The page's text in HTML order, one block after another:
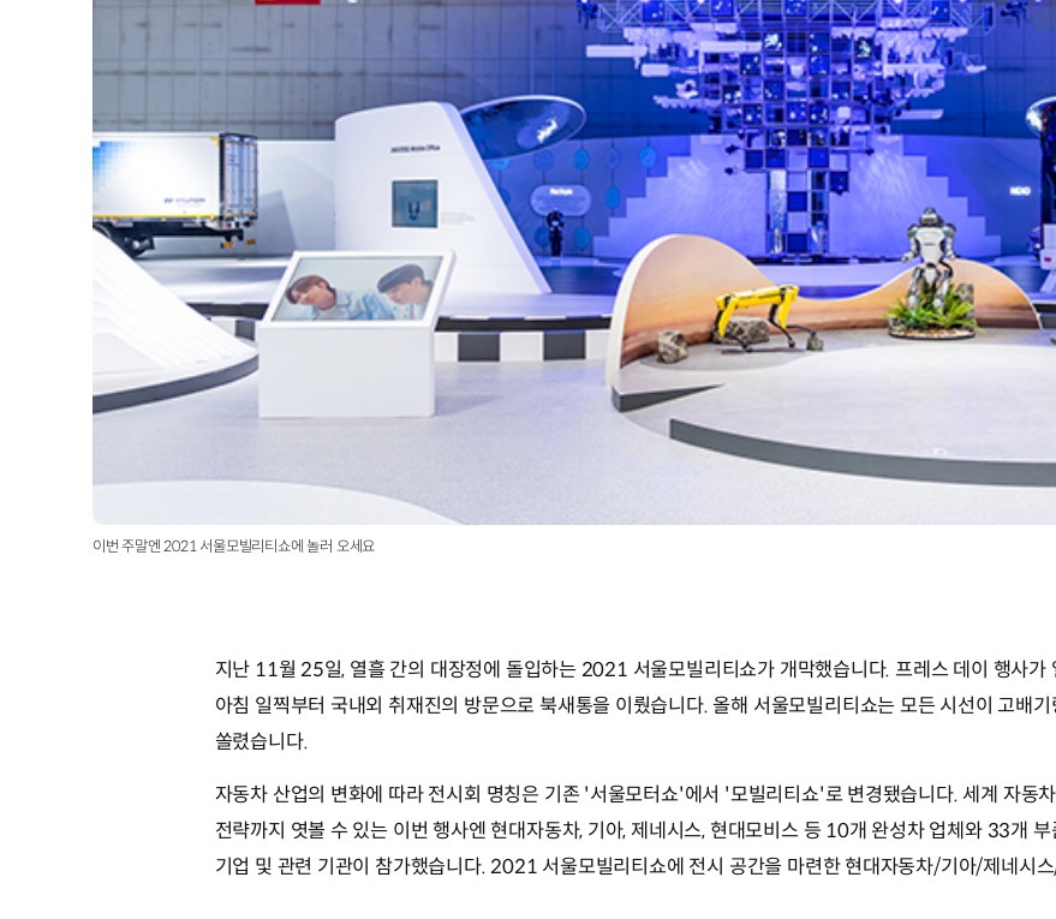
이번 주말엔 2021 서울모빌리티쇼에 놀러 오세요
지난 11월 25일, 열흘 간의 대장정에 돌입하는 2021 서울모빌리티쇼가 개막했습니다. 프레스 데이 행사가
아침 일찍부터 국내외 취재진의 방문으로 북새통을 이뤘습니다. 올해 서울모빌리티쇼는 모든 시선이 고배
쏠렸습니다.
자동차 산업의 변화에 따라 전시회 명칭은 기존 '서울모터쇼'에서 '모빌리티쇼'로 변경됐습니다. 세계 자동
전략까지 엿볼 수 있는 이번 행사엔 현대자동차, 기아, 제네시스, 현대모비스 등 10개 완성차 업체와 33개
기업 및 관련 기관이 참가했습니다. 2021 서울모빌리티쇼에 전시 공간을 마련한 현대자동차/기아/제네시